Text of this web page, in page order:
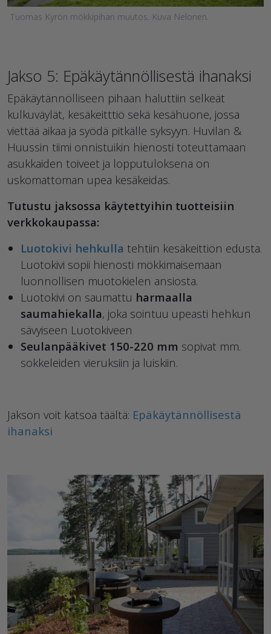
Tuomas Kyrön mökkipihan muutos. Kuva Nelonen.
Jakso 5: Epäkäytännöllisestä ihanaksi
Epäkäytännölliseen pihaan haluttiin selkeät
kulkuväylät, kesäkeitttiö sekä kesähuone, jossa
viettää aikaa ja syödä pitkälle syksyyn. Huvilan &
Huussin tiimi onnistuikin hienosti toteuttamaan
asukkaiden toiveet ja lopputuloksena on
uskomattoman upea kesäkeidas.
Tutustu jaksossa käytettyihin tuotteisiin
verkkokaupassa:
Luotokivi hehkulla tehtiin kesäkeittiön edusta.
Luotokivi sopii hienosti mökkimaisemaan
luonnollisen muotokielen ansiosta.
Luotokivi on saumattu harmaalla
saumahiekalla, joka sointuu upeasti hehkun
sävyiseen Luotokiveen
Seulanpääkivet 150-220 mm sopivat mm.
sokkeleiden vieruksiin ja luiskiin.
Jakson voit katsoa täältä: Epäkäytännöllisestä
ihanaksi